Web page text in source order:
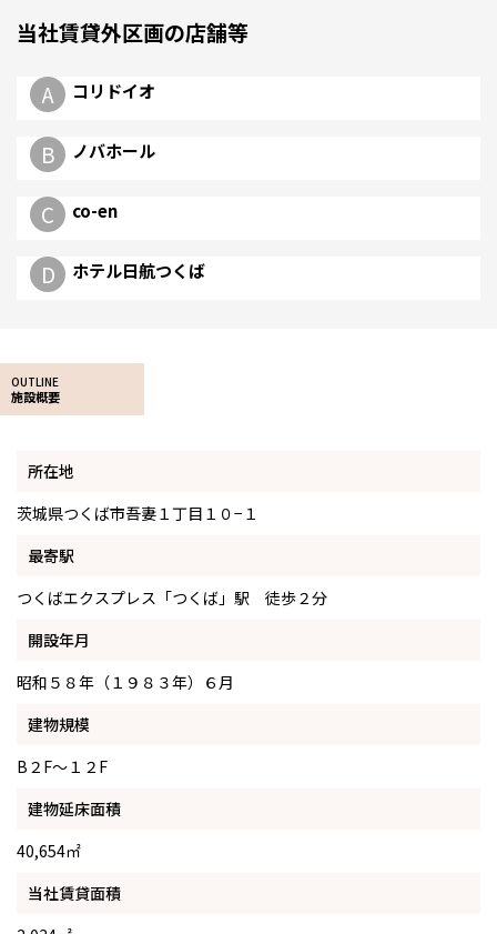
当社賃貸外区画の店舗等
A コリドイオ
B ノバホール
C co-en
D ホテル日航つくば
OUTLINE
施設概要
所在地
茨城県つくば市吾妻１丁目１０−１
最寄駅
つくばエクスプレス「つくば」駅 徒歩２分
開設年月
昭和５８年（１９８３年）６月
建物規模
B２F～１２F
建物延床面積
40,654㎡
当社賃貸面積